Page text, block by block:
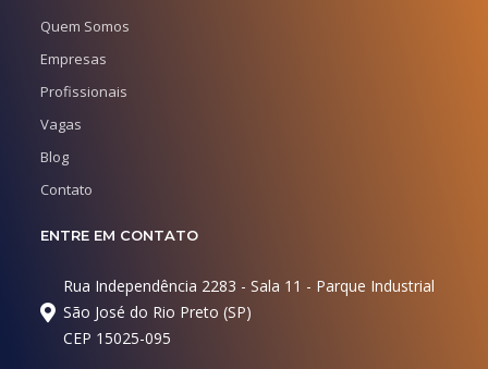
Quem Somos
Empresas
Profissionais
Vagas
Blog
Contato
ENTRE EM CONTATO
Rua Independência 2283 - Sala 11 - Parque Industrial
São José do Rio Preto (SP)
CEP 15025-095